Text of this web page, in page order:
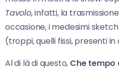
Tavolo,infatti, la
occasione, i medesimi
(troppi, quelli fissi, presenti
Al di là di questo, Che tempo